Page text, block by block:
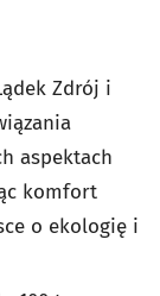
Zdrój i
aspektach
komfort
o ekologię i